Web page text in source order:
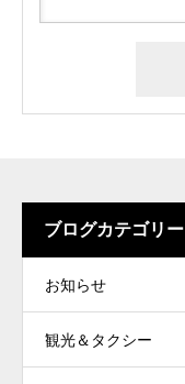
ブログカテゴリー
お知らせ
観光＆タクシー